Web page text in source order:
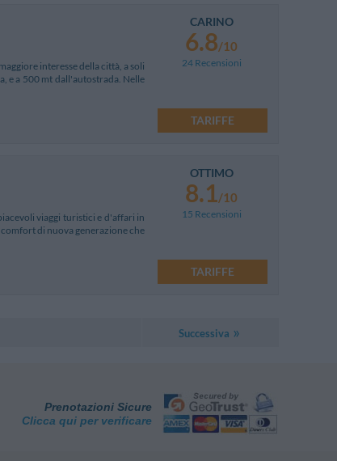
interesse della città, a soli
e a 500 mt dall'autostrada. Nelle
CARINO
6.8/10
24 Recensioni
TARIFFE
viaggi turistici e d'affari in
di nuova generazione che
OTTIMO
8.1/10
15 Recensioni
TARIFFE
Successiva
Prenotazioni Sicure
Clicca qui per verificare